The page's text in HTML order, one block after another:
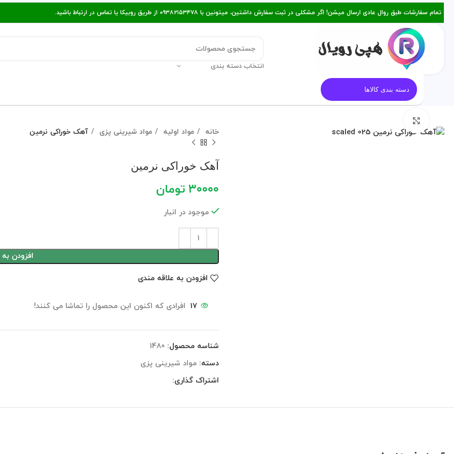
تمام سفارشات طبق روال عادی ارسال میشن! اگر مشکلی در ثبت سفارش داشتین، میتونین با ۰۹۳۸۲۱۵۳۴۷۸ از طریق روبیکا یا تماس در ارتباط باشید.
انتخاب دسته بندی
دسته بندی کالاها
خانه مواد اولیه مواد شیرینی پزی آهک خوراکی نرمین
آهک خوراکی نرمین
۳۰۰۰۰ تومان
موجود در انبار
افزودن
افزودن به علاقه مندی
17 افرادی که اکنون این محصول را تماشا می کنند!
شناسه محصول:1480
دسته: مواد شیرینی پزی
اشتراک گذاری: